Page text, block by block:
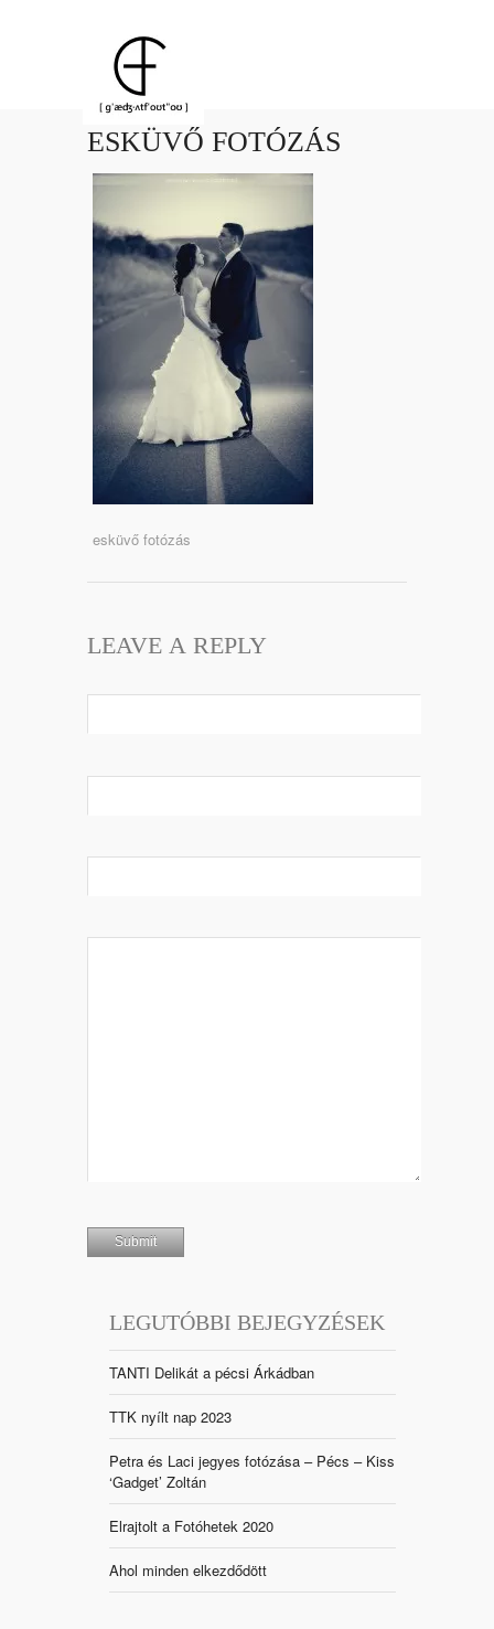
ESKÜVŐ FOTÓZÁS
esküvő fotózás
LEAVE A REPLY
LEGUTÓBBI BEJEGYZÉSEK
TANTI Delikát a pécsi Árkádban
TTK nyílt nap 2023
Petra és Laci jegyes fotózása – Pécs – Kiss
‘Gadget’ Zoltán
Elrajtolt a Fotóhetek 2020
Ahol minden elkezdődött